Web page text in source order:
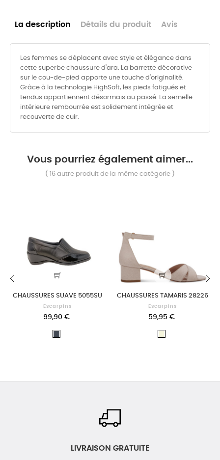
La description Détails du produit Avis
Les femmes se déplacent avec style et élégance dans
cette superbe chaussure d'ara. La barrette décorative
sur le cou-de-pied apporte une touche d'originalité.
Grâce à la technologie HighSoft, les pieds fatigués et
tendus appartiennent désormais au passé. La semelle
intérieure rembourrée est solidement intégrée et
recouverte de cuir.
Vous pourriez également aimer...
( 16 autre produit de la même catégorie )
CHAUSSURES SUAVE 5055SU
Escarpins
99,90 €
CHAUSSURES TAMARIS 28226
Escarpins
59,95 €
‹ ›
LIVRAISON GRATUITE